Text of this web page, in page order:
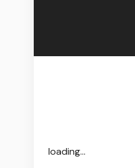
loading...